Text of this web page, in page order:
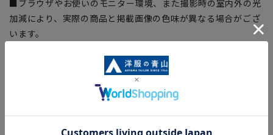
■ブラウザやお使いのモニター環境、また撮影時の室内外の光
加減により、実際の商品と掲載画像の色味が異なる場合がござ
います。
上、ご注文いただいたタイミングにより欠品が発生し、ご注文
を完了できない場合がございます。予めご了承ください。
■お急ぎ発送のご注文につきましても、ご注文のタイミングに